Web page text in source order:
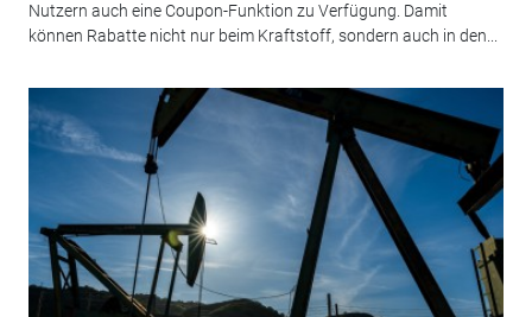
Nutzern auch eine Coupon-Funktion zu Verfügung. Damit
können Rabatte nicht nur beim Kraftstoff, sondern auch in den...